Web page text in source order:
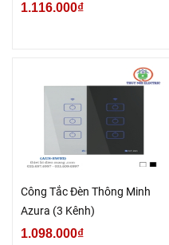
1.116.000₫
Công Tắc Đèn Thông Minh
Azura (3 Kênh)
1.098.000₫